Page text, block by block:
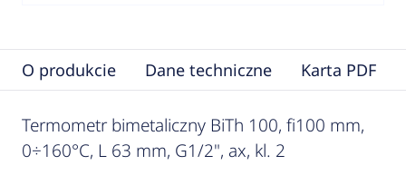
O produkcie Dane techniczne Karta PDF
Termometr bimetaliczny BiTh 100, fi100 mm,
0÷160°C, L 63 mm, G1/2", ax, kl. 2